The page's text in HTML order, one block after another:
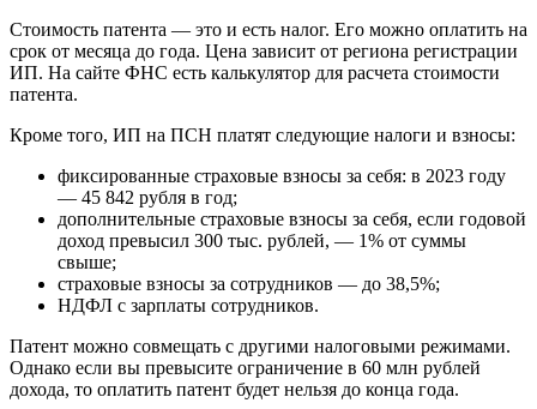
Стоимость патента — это и есть налог. Его можно оплатить на
срок от месяца до года. Цена зависит от региона регистрации
ИП. На сайте ФНС есть калькулятор для расчета стоимости
патента.
Кроме того, ИП на ПСН платят следующие налоги и взносы:
фиксированные страховые взносы за себя: в 2023 году
— 45 842 рубля в год;
дополнительные страховые взносы за себя, если годовой
доход превысил 300 тыс. рублей, — 1% от суммы
свыше;
страховые взносы за сотрудников — до 38,5%;
НДФЛ с зарплаты сотрудников.
Патент можно совмещать с другими налоговыми режимами.
Однако если вы превысите ограничение в 60 млн рублей
дохода, то оплатить патент будет нельзя до конца года.